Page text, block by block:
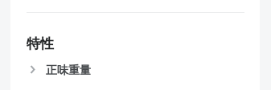
特性
正味重量